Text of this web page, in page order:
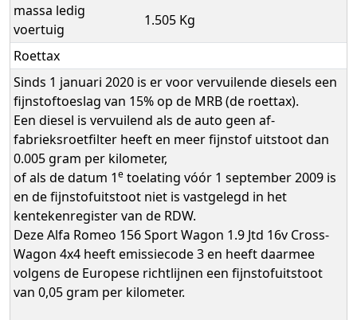
massa ledig
voertuig
1.505 Kg
Roettax
Sinds 1 januari 2020 is er voor vervuilende diesels een
fijnstoftoeslag van 15% op de MRB (de roettax).
Een diesel is vervuilend als de auto geen af-
fabrieksroetfilter heeft en meer fijnstof uitstoot dan
0.005 gram per kilometer,
of als de datum 1e toelating vóór 1 september 2009 is
en de fijnstofuitstoot niet is vastgelegd in het
kentekenregister van de RDW.
Deze Alfa Romeo 156 Sport Wagon 1.9 Jtd 16v Cross-
Wagon 4x4 heeft emissiecode 3 en heeft daarmee
volgens de Europese richtlijnen een fijnstofuitstoot
van 0,05 gram per kilometer.